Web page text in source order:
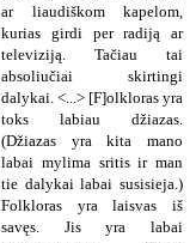
ar liaudiškom kapelom,
kurias girdi per radiją ar
televiziją. Tačiau tai
absoliučiai skirtingi
dalykai. <...> [F]olkloras yra
toks labiau džiazas.
(Džiazas yra kita mano
labai mylima sritis ir man
tie dalykai labai susisieja.)
Folkloras yra laisvas iš
savęs. Jis yra labai